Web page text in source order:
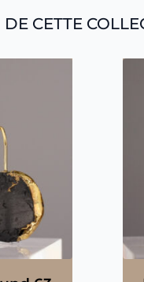
DE CETTE